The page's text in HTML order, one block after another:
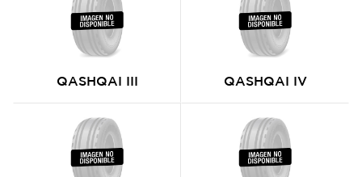
QASHQAI III QASHQAI IV